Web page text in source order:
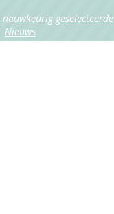
geselecteerde
Nieuws